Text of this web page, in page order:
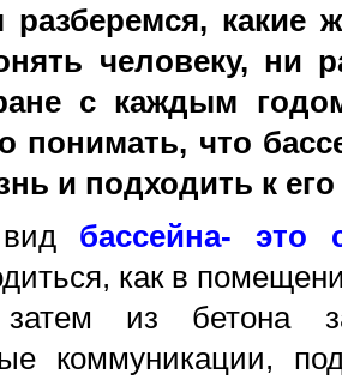
разберемся, какие
человеку, ни
с каждым
понимать, что
и подходить к
бассейна- это
как в
затем из бетона
коммуникации,